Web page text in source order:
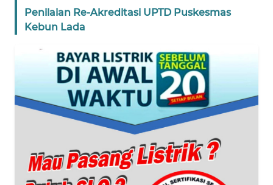
Penilaian Re-Akreditasi UPTD Puskesmas
Kebun Lada
Regional
WN
JAKARTA
JABAR